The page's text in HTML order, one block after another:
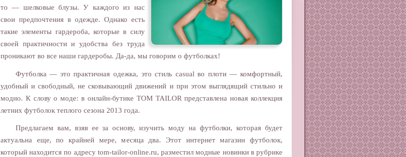
то — шелковые блузы. У каждого из нас
свои предпочтения в одежде. Однако есть
такие элементы гардероба, которые в силу
своей практичности и удобства без труда
проникают во все наши гардеробы. Да-да, мы говорим о футболках!
Футболка — это практичная одежка, это стиль casual во плоти — комфортный,
удобный и свободный, не сковывающий движений и при этом выглядящий стильно и
модно. К слову о моде: в онлайн-бутике TOM TAILOR представлена новая коллекция
летних футболок теплого сезона 2013 года.
Предлагаем вам, взяв ее за основу, изучить моду на футболки, которая будет
актуальна еще, по крайней мере, месяца два. Этот интернет магазин футболок,
который находится по адресу tom-tailor-online.ru, разместил модные новинки в рубрике